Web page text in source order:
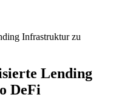
Infrastruktur zu
Lending
DeFi